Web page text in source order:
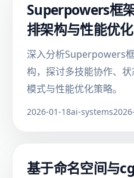
Superpowers框
排架构与性能优
深入分析Superpowers
构，探讨多技能协作、
模式与性能优化策略。
2026-01-18ai-systems
基于命名空间与